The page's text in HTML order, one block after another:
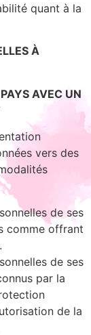
quant à la
À
AVEC UN
vers des
de ses
comme offrant
de ses
par la
de la